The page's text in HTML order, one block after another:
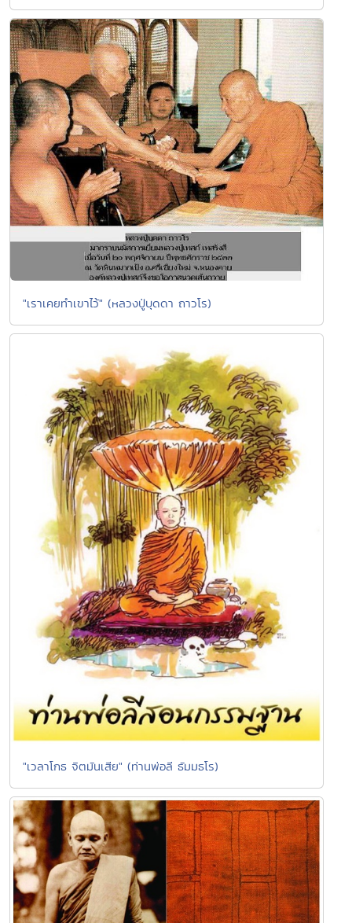
"เราเคยทำเขาไว้" (หลวงปู่บุดดา ถาวโร)
"เวลาโกธ จิตมันเสีย" (ท่านพ่อลี ธัมมธโร)